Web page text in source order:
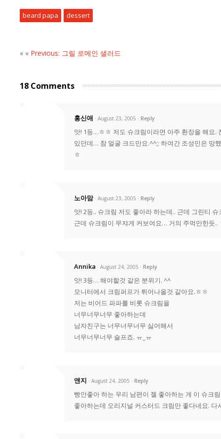
beard papa dessert
« « Previous: 그릴 로메인 샐러드
18 Comments
홍신애 · August 23, 2005 Reply
앗! 1등…ㅎㅎ 저도 슈크림이라면 아주 환장을 해요.
있던데… 참 얼굴 크드만요.^^;; 하여간 조성민은 망
ㅎ
노아맘 · August 23, 2005 Reply
앗! 2등.. 슈크림 저도 좋아라 하는데.. 근데 그린티
근데 슈크림이 무쟈게 커보여요… 거의 주먹만한듯..
Annika · August 24, 2005 Reply
앗! 3등… 해야할것 같은 분위기. ^^
모니터에서 크림퍼프가 튀어나올것 같아요.ㅎㅎ
저는 비어드 파파를 비롯 슈크림을
너무너무너무 좋아하는데
남자친구는 너무너무너무 싫어해서
너무너무너무 슬프죠. ㅠ_ㅠ
앤지 · August 24, 2005 Reply
빵안좋아 하는 우리 남편이 젤 좋아하는 게 이 슈크
좋아하는데 오리지널 커스터드 크림만 좋다네요. 다